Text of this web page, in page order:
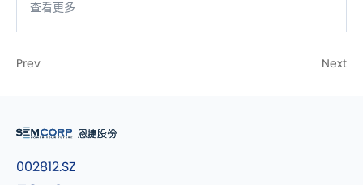
查看更多
Prev Next
002812.SZ